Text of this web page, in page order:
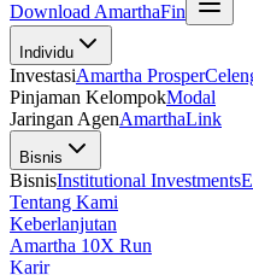
Download AmarthaFin
Individu
InvestasiAmartha Prosper
Pinjaman KelompokModal
Jaringan AgenAmarthaLink
Bisnis
BisnisInstitutional Investments
Tentang Kami
Keberlanjutan
Amartha 10X Run
Karir